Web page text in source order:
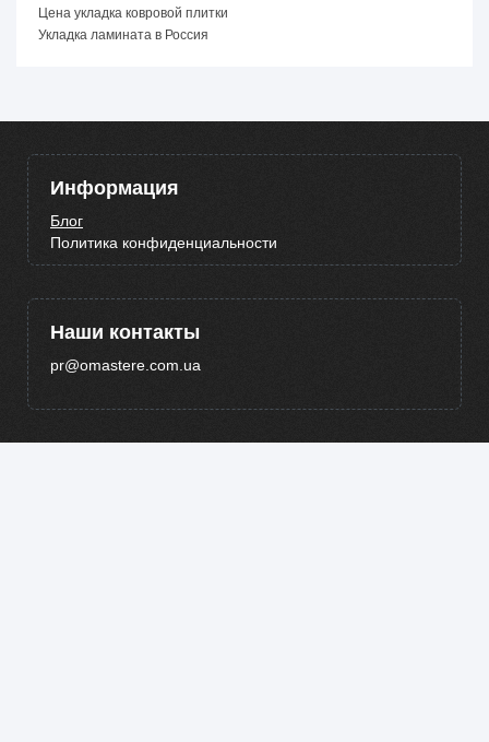
Цена укладка ковровой плитки
Укладка ламината в Россия
Информация
Блог
Политика конфиденциальности
Наши контакты
pr@omastere.com.ua